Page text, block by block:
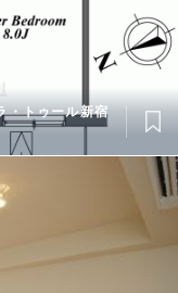
・トゥール新宿